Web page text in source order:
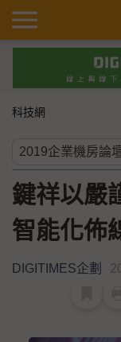
科技網
鍵祥以嚴
智能化佈
DIGITIMES企劃